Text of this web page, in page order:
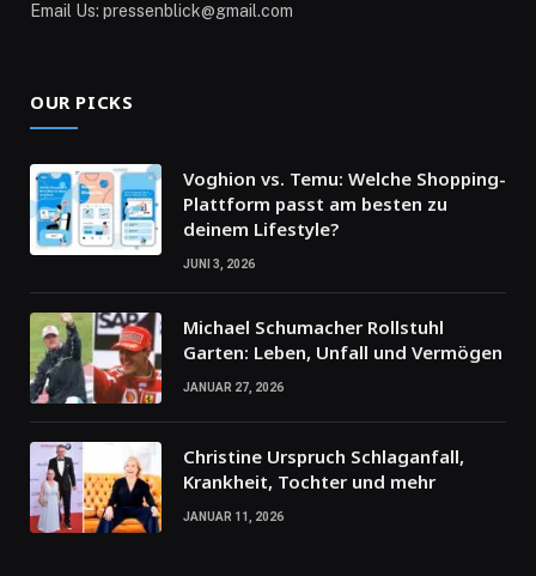
Email Us: pressenblick@gmail.com
OUR PICKS
Voghion vs. Temu: Welche Shopping-
Plattform passt am besten zu
deinem Lifestyle?
JUNI 3, 2026
Michael Schumacher Rollstuhl
Garten: Leben, Unfall und Vermögen
JANUAR 27, 2026
Christine Urspruch Schlaganfall,
Krankheit, Tochter und mehr
JANUAR 11, 2026